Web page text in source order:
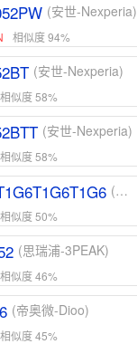
(安世-Nexperia)
相似度 94%
(安世-Nexperia)
相似度 58%
(安世-Nexperia)
相似度 58%
(安世-Nexperia)
相似度 50%
(思瑞浦-3PEAK)
相似度 46%
(帝奥微-Dioo)
相似度 45%